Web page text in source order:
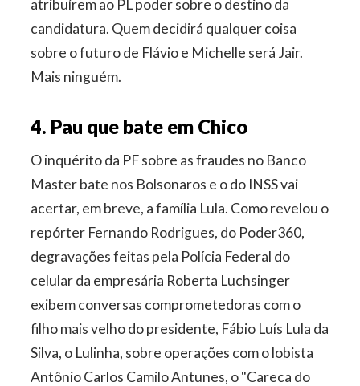
atribuírem ao PL poder sobre o destino da
candidatura. Quem decidirá qualquer coisa
sobre o futuro de Flávio e Michelle será Jair.
Mais ninguém.
4. Pau que bate em Chico
O inquérito da PF sobre as fraudes no Banco
Master bate nos Bolsonaros e o do INSS vai
acertar, em breve, a família Lula. Como revelou o
repórter Fernando Rodrigues, do Poder360,
degravações feitas pela Polícia Federal do
celular da empresária Roberta Luchsinger
exibem conversas comprometedoras com o
filho mais velho do presidente, Fábio Luís Lula da
Silva, o Lulinha, sobre operações com o lobista
Antônio Carlos Camilo Antunes, o "Careca do